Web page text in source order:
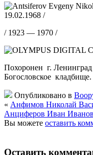
19.02.1968 /
/ 1923 — 1970 /
Похоронен г.
Богословское кладбище.
Опубликовано в
« Анфимов Николай
Анциферов Иван
Вы можете оставить
Оставить